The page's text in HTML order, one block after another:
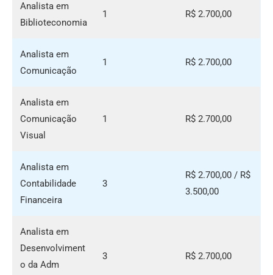
Analista em
Biblioteconomia
1 R$ 2.700,00
Analista em
Comunicação
1 R$ 2.700,00
Analista em
Comunicação
Visual
1 R$ 2.700,00
Analista em
Contabilidade
Financeira
3
R$ 2.700,00 / R$
3.500,00
Analista em
Desenvolviment
o da Adm
3 R$ 2.700,00